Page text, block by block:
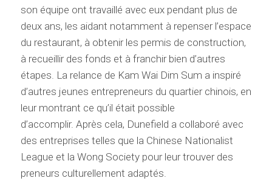
son équipe ont travaillé avec eux pendant plus de
deux ans, les aidant notamment à repenser l’espace
du restaurant, à obtenir les permis de construction,
à recueillir des fonds et à franchir bien d’autres
étapes. La relance de Kam Wai Dim Sum a inspiré
d’autres jeunes entrepreneurs du quartier chinois, en
leur montrant ce qu’il était possible
d’accomplir. Après cela, Dunefield a collaboré avec
des entreprises telles que la Chinese Nationalist
League et la Wong Society pour leur trouver des
preneurs culturellement adaptés.